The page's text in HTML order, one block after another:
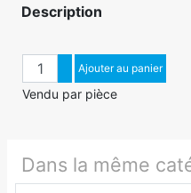
Description
QuantitéAugmenter quantité
Diminuer quantité
Ajouter au panier
Vendu par pièce
Dans la même